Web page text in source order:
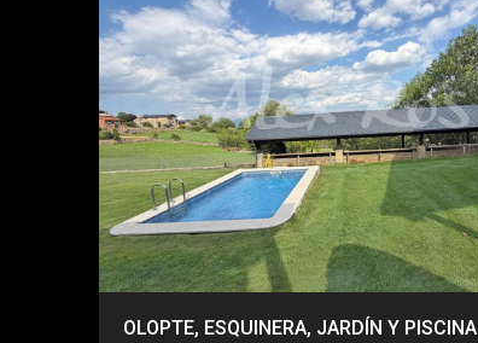
OLOPTE, ESQUINERA, JARDÍN Y PISCINA